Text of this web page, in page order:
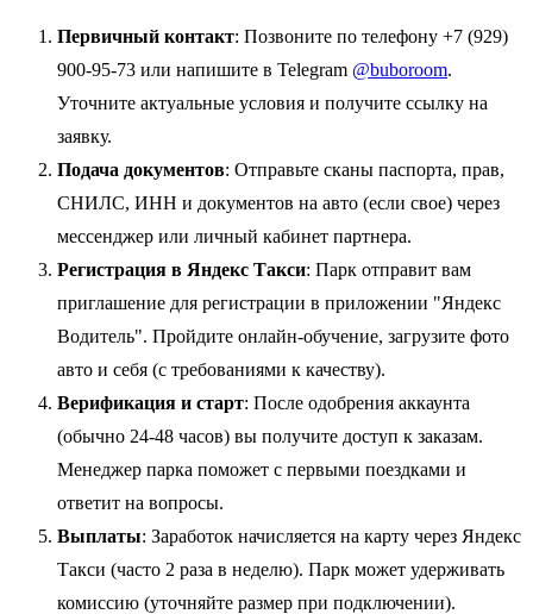
Первичный контакт: Позвоните по телефону +7 (929)
900-95-73 или напишите в Telegram @buboroom.
Уточните актуальные условия и получите ссылку на
заявку.
Подача документов: Отправьте сканы паспорта, прав,
СНИЛС, ИНН и документов на авто (если свое) через
мессенджер или личный кабинет партнера.
Регистрация в Яндекс Такси: Парк отправит вам
приглашение для регистрации в приложении "Яндекс
Водитель". Пройдите онлайн-обучение, загрузите фото
авто и себя (с требованиями к качеству).
Верификация и старт: После одобрения аккаунта
(обычно 24-48 часов) вы получите доступ к заказам.
Менеджер парка поможет с первыми поездками и
ответит на вопросы.
Выплаты: Заработок начисляется на карту через Яндекс
Такси (часто 2 раза в неделю). Парк может удерживать
комиссию (уточняйте размер при подключении).